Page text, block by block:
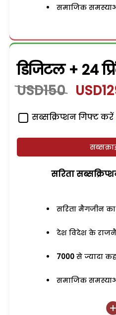
समाजिक
डिजिटल + 24
USD150
सब्सक्रिप्शन गिफ्ट करें
सरिता
सरिता मैगजीन
देश विदेश के
7000 से ज्यादा
समाजिक